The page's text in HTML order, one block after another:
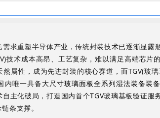
求重塑半导体产业，传统封装技术已逐渐显露
技术成本高昂、工艺复杂，难以满足高端芯片
然属性，成为先进封装的核心赛道，而TGV(玻
内唯一具备大尺寸玻璃面板全系列湿法装备装备
自主化破局，打造国内首个TGV玻璃基板验证服
条支撑。